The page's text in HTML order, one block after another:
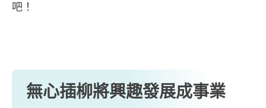
吧！
無心插柳將興趣發展成事業